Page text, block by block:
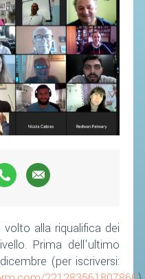
alla riqualifica dei
Prima dell'ultimo
(per iscriversi:
FEDERALE
SOCIALE
GIUSTIZIA FEDERALE